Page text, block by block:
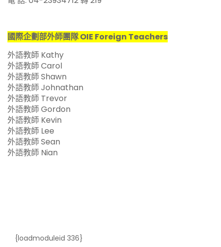
國際企劃部外師團隊 OIE Foreign Teachers
外語教師 Kathy
外語教師 Carol
外語教師 Shawn
外語教師 Johnathan
外語教師 Trevor
外語教師 Gordon
外語教師 Kevin
外語教師 Lee
外語教師 Sean
外語教師 Nian
{loadmoduleid 336}